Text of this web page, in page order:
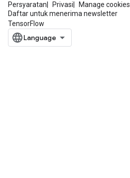
Persyaratan Privasi
Manage cookies
Daftar untuk menerima newsletter
TensorFlow